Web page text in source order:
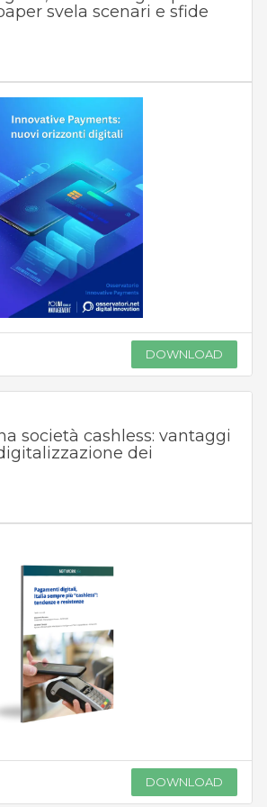
svela scenari e sfide
DOWNLOAD
società cashless: vantaggi
dei
DOWNLOAD